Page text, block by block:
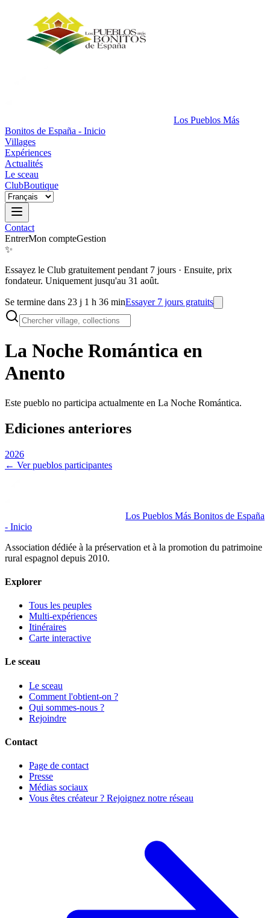
Los Pueblos Más
Bonitos de España - Inicio
Villages
Expériences
Actualités
Le sceau
ClubBoutique
Contact
EntrerMon compteGestion
✨
Essayez le Club gratuitement pendant 7 jours · Ensuite, prix
fondateur. Uniquement jusqu'au 31 août.
Se termine dans 23 j 1 h 36 minEssayer 7 jours gratuits
La Noche Romántica en
Anento
Este pueblo no participa actualmente en La Noche Romántica.
Ediciones anteriores
2026
← Ver pueblos participantes
Los Pueblos Más Bonitos de España
- Inicio
Association dédiée à la préservation et à la promotion du patrimoine
rural espagnol depuis 2010.
Explorer
Tous les peuples
Multi-expériences
Itinéraires
Carte interactive
Le sceau
Le sceau
Comment l'obtient-on ?
Qui sommes-nous ?
Rejoindre
Contact
Page de contact
Presse
Médias sociaux
Vous êtes créateur ? Rejoignez notre réseau